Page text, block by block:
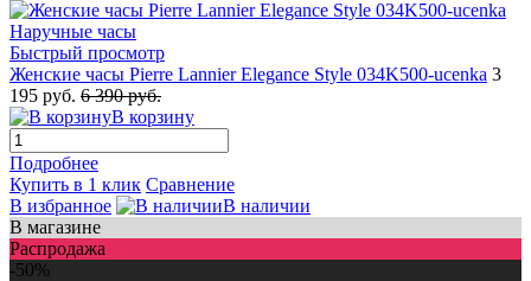
Быстрый просмотр
Женские часы Pierre Lannier Elegance Style 034K500-ucenka 3
195 руб. 6 390 руб.
В корзину
Подробнее
Купить в 1 клик Сравнение
В избранное
В наличии
В магазине
Распродажа
-50%